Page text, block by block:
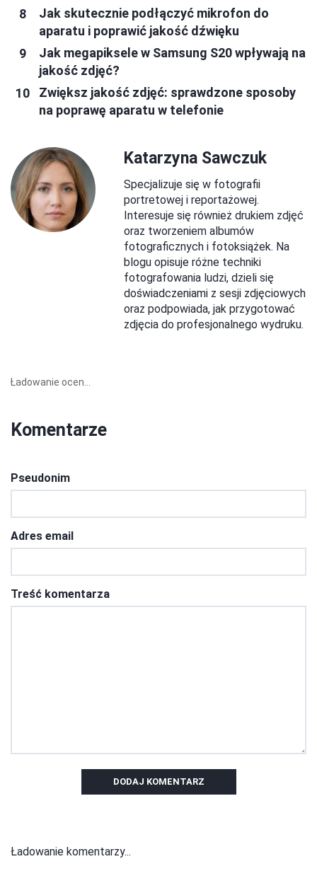
Jak skutecznie podłączyć mikrofon do
aparatu i poprawić jakość dźwięku
Jak megapiksele w Samsung S20 wpływają na
jakość zdjęć?
Zwiększ jakość zdjęć: sprawdzone sposoby
na poprawę aparatu w telefonie
Katarzyna Sawczuk
Specjalizuje się w fotografii
portretowej i reportażowej.
Interesuje się również drukiem zdjęć
oraz tworzeniem albumów
fotograficznych i fotoksiążek. Na
blogu opisuje różne techniki
fotografowania ludzi, dzieli się
doświadczeniami z sesji zdjęciowych
oraz podpowiada, jak przygotować
zdjęcia do profesjonalnego wydruku.
Ładowanie ocen...
Komentarze
Pseudonim
Adres email
Treść komentarza
DODAJ KOMENTARZ
Ładowanie komentarzy...